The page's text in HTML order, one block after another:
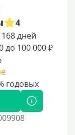
4
дней
до 100 000 ₽